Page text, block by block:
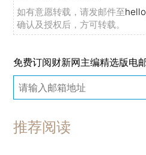
如有意愿转载，请发邮件至
确认及授权后，方可转载。
免费订阅财新网主编精选版电
推荐阅读